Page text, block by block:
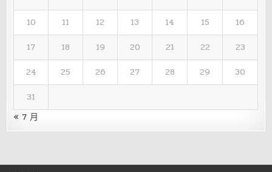
10
11 12 13 14 15
16
17
18 19 20 21 22
23
24
25 26 27 28 29
30
31
« 7 月